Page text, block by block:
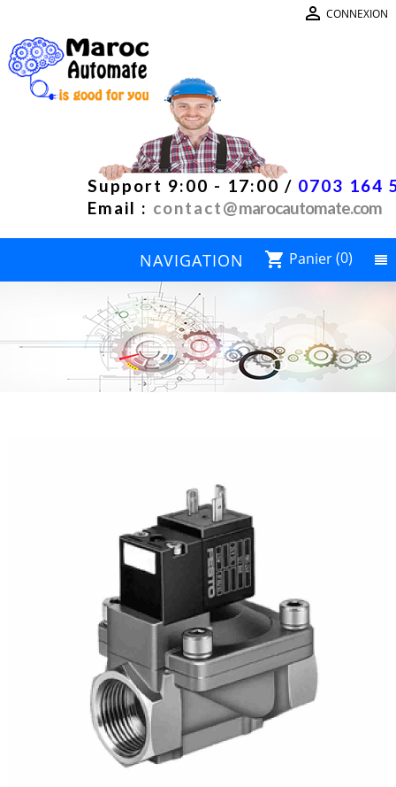
 CONNEXION
Support 9:00 - 17:00 / 0703 164
Email : contact@marocautomate.com
shopping_cart Panier(0)
NAVIGATION